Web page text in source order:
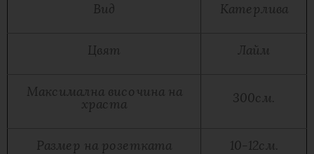
Вид Катерлива
Цвят Лайм
Максимална височина на
храста
300см.
Размер на розетката 10-12см.